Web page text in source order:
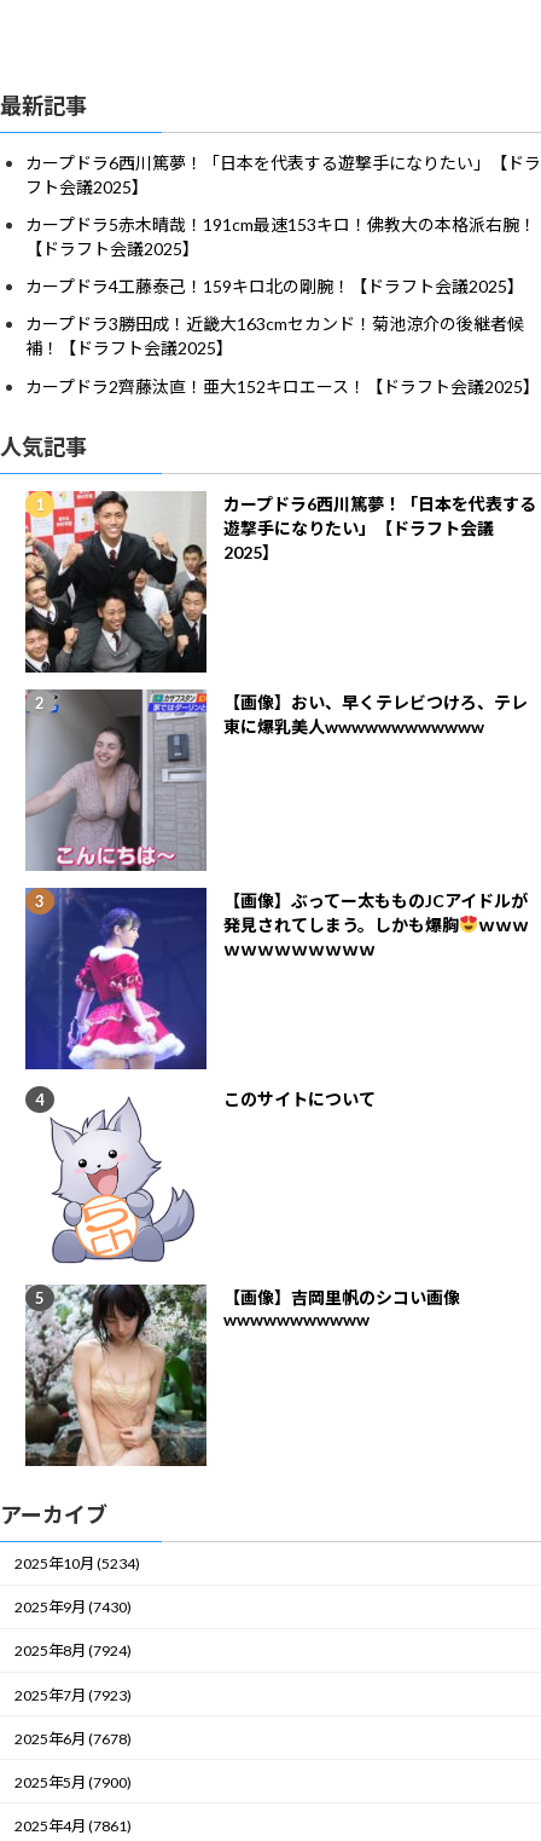
最新記事
カープドラ6西川篤夢！「日本を代表する遊撃手になりたい」【ドラ
フト会議2025】
カープドラ5赤木晴哉！191cm最速153キロ！佛教大の本格派右腕！
【ドラフト会議2025】
カープドラ4工藤泰己！159キロ北の剛腕！【ドラフト会議2025】
カープドラ3勝田成！近畿大163cmセカンド！菊池涼介の後継者候
補！【ドラフト会議2025】
カープドラ2齊藤汰直！亜大152キロエース！【ドラフト会議2025】
人気記事
カープドラ6西川篤夢！「日本を代表する
遊撃手になりたい」【ドラフト会議
2025】
【画像】おい、早くテレビつけろ、テレ
東に爆乳美人wwwwwwwwwwww
【画像】ぶってー太もものJCアイドルが
発見されてしまう。しかも爆胸
ｗｗｗ
ｗｗｗｗｗｗｗｗｗ
このサイトについて
【画像】吉岡里帆のシコい画像
wwwwwwwwwww
アーカイブ
2025年10月 (5234)
2025年9月 (7430)
2025年8月 (7924)
2025年7月 (7923)
2025年6月 (7678)
2025年5月 (7900)
2025年4月 (7861)